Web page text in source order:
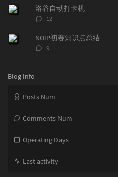
c
l
s
数：
洛谷自动打卡机
评
数：
12
NOIP初赛知识点总结
评
9
Blog Info
Posts Num
Comments Num
Operating Days
Last activity